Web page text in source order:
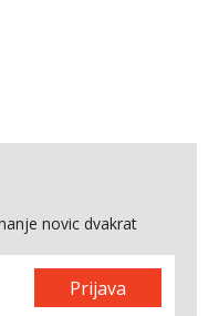
novic dvakrat
Prijava